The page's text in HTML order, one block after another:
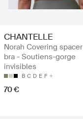
CHANTELLE
Norah Covering spacer
bra - Soutiens-gorge
invisibles
B C D E F
70 €